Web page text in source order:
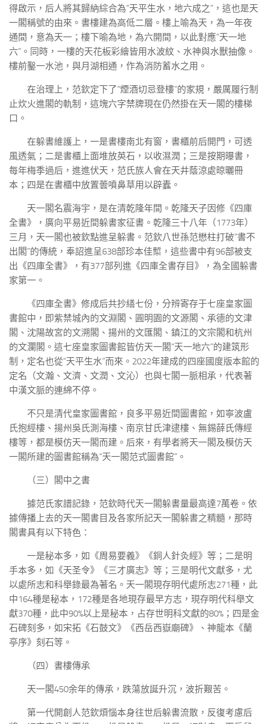
得啟示，后人將其歸納綜合為“天平生水，地六成之”，這也是天
一閣稱號的由來。書樓建為高低二層。樓上喻為天，為一年夜
通間，意為天一；樓下喻為地，為六開間，以此對應“天一地
六”。同時，一樓的天花板彩繪皆用水波紋、水神與水獸抽像。
樓前鑿一水池，與月湖相通，作為消防蓄水之用。
在治理上，范欽定下了“煙酒切忌登樓”的家規，嚴厲履行制
止炊火進閣的軌制，這塊六字禁牌現在仍然掛在天一閣的樓梯
口。
在躲書維護上，一是書樓南北有窗，書櫃前后開門，可透
風透氣；二是書櫃上面堆放英石，以收濕潤；三是按期曝書，
每年梅季過后，進進伏天，范氏族人會在天井蔭涼處晾曬冊
本；四是在書櫃中放置蕓噴鼻草用以辟蠹。
天一閣名震海宇，是在清乾隆年間。乾隆天子因修《四庫
全書》，廣向平易近間躲書家征書。乾隆三十八年（1773年）
三月，天一閣也被欽點進呈躲書。范欽八世孫范懋柱打破“書不
出閣”的傳統，奉詔進呈638部珍本佳槧，這些書中有96部被支
出《四庫全書》，有377部列進《四庫全書存目》，為全國躲書
家第一。
《四庫全書》修成后共抄繕七份，分辨寄存于七座皇家圖
書館中，即紫禁城內的文淵閣、圓明園的文源閣、承德的文津
閣、沈陽故宮的文溯閣、揚州的文匯閣、鎮江的文宗閣和杭州
的文瀾閣。這七座皇家圖書館皆仿天一閣“天一地六”的建筑形
制，定名也從“天平生水”而來。2022年建成的四座國度版本館的
定名（文瀚、文濟、文潤、文沁）也與七閣一脈相承，代表著
中漢文脈的連綿不停。
不只是清代皇家圖書館，良多平易近間圖書館，如寧波盧
氏抱經樓、揚州吳氏測海樓、南京甘氏津逮樓、無錫薛氏傳經
樓等，都是模仿天一閣而建。后來，有學者將天一閣及模仿天
一閣所建的圖書館稱為“天一閣范式圖書館”。
（三）閣中之書
據范氏家譜記錄，范欽時代天一閣躲書量最高達7萬卷。依
據傳播上去的天一閣書目及各家所記天一閣躲書之精髓，那時
閣書具有以下特色：
一是秘本多，如《周易要義》《銅人針灸經》等；二是明
手本多，如《天圣令》《三才廣志》等；三是明代文獻多，尤
以處所志和科舉錄最為著名。天一閣現存明代處所志271種，此
中164種是秘本，172種是各地現存最早方志，現存明代科舉文
獻370種，此中90%以上是秘本，占存世明科文獻的80%；四是金
石碑刻多，如宋拓《石鼓文》《西岳西嶽廟碑》、神龍本《蘭
亭序》刻石等。
（四）書樓傳承
天一閣450余年的傳承，跌蕩放誕升沉，波折艱苦。
第一代開創人范欽煩惱本身往世后躲書流散，反復考慮后